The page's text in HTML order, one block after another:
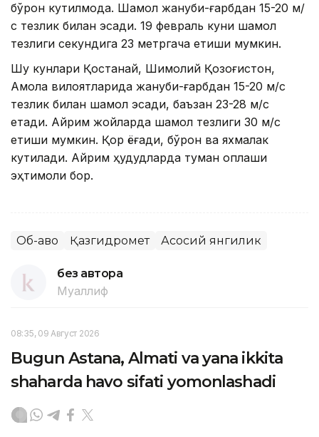
бўрон кутилмоқда. Шамол жануби-ғарбдан 15-20 м/
с тезлик билан эсади. 19 февраль куни шамол
тезлиги секундига 23 метргача етиши мумкин.
Шу кунлари Қостанай, Шимолий Қозоғистон,
Ақмола вилоятларида жануби-ғарбдан 15-20 м/с
тезлик билан шамол эсади, баъзан 23-28 м/с
етади. Айрим жойларда шамол тезлиги 30 м/с
етиши мумкин. Қор ёғади, бўрон ва яхмалак
кутилади. Айрим ҳудудларда туман қоплаши
эҳтимоли бор.
Об-ҳаво Қазгидромет Асосий янгилик
без автора
Муаллиф
08:35, 09 Август 2026
Bugun Astana, Almati va yana ikkita
shaharda havo sifati yomonlashadi